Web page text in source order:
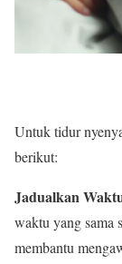
Untuk tidur
berikut:
Jadualkan
waktu yang sama
membantu